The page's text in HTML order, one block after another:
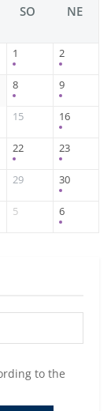
SO NE
1 2
8 9
15 16
22 23
29 30
5 6
to the